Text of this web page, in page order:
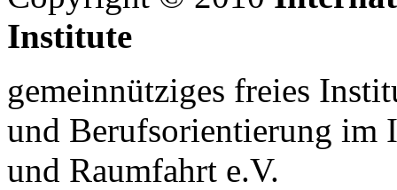
Institute
gemeinnütziges freies
und Berufsorientierung im
und Raumfahrt e.V.